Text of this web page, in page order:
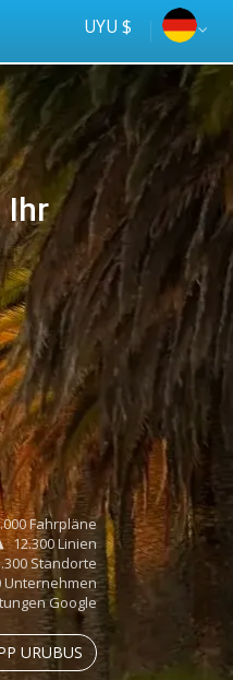
UYU $
Ihr
Fahrpläne
12.300 Linien
Standorte
Unternehmen
Google
URUBUS